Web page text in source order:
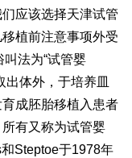
应该选择天津试管
植前注意事项外受
法为“试管婴
出体外，于培养皿
育成胚胎移植入患者
有又称为试管婴
Steptoe于1978年